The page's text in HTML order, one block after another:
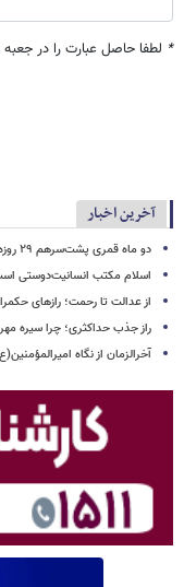
* لطفا حاصل عبارت را در جعبه
آخرین اخبار
دو ماه قمری پشت‌سرهم ۲۹ روزه می‌شوند؟ / راز تفاوت ماه‌های ۲۹ و ۳۰ روزه چیست؟
اسلام مکتب انسانیت‌دوستی
از عدالت تا رحمت؛ رازهای
راز جذب حداکثری؛ چرا سیره
آخرالزمان از نگاه